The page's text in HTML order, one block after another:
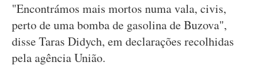
"Encontrámos mais mortos numa vala, civis,
perto de uma bomba de gasolina de Buzova",
disse Taras Didych, em declarações recolhidas
pela agência União.